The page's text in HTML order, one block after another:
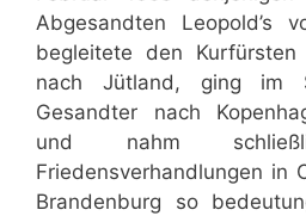
Abgesandten Leopold’s
begleitete den
nach Jütland, ging im
Gesandter nach
und nahm
Friedensverhandlungen in
Brandenburg so